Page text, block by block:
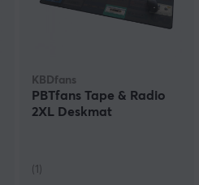
KBDfans
PBTfans Tape & Radio
2XL Deskmat
(1)